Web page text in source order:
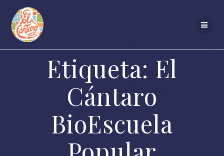
Etiqueta: El
Cántaro
BioEscuela